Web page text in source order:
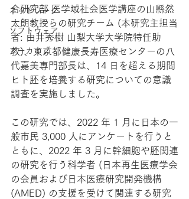
ネットワーク
ソフトウェア
アーカイブ
合研究部 医学域社会医学講座の山縣然
太朗教授らの研究チーム (本研究主担当
者: 由井秀樹 山梨大学大学院特任助
教)、東京都健康長寿医療センターの八
代嘉美専門部長は、14 日を超える期間
ヒト胚を培養する研究についての意識
調査を実施しました。
この研究では、2022 年 1 月に日本の一
般市民 3,000 人にアンケートを行うと
ともに、2022 年 3 月に幹細胞や胚関連
の研究を行う科学者 (日本再生医療学会
の会員および日本医療研究開発機構
(AMED) の支援を受けて関連する研究